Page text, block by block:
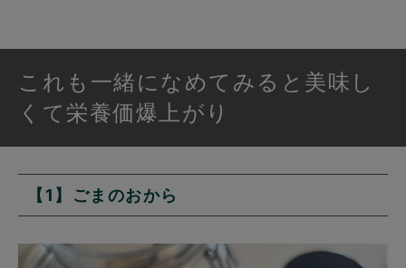
これも一緒になめてみると美味し
くて栄養価爆上がり
【1】ごまのおから